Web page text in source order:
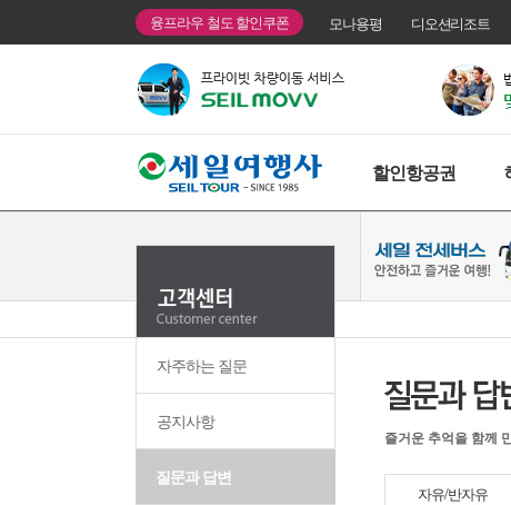
융프라우 철도 할인쿠폰 모나용평 디오션리조트
할인항공권
자주하는 질문
공지사항
질문과 답변
즐거운 추억을 함께
자유/반자유